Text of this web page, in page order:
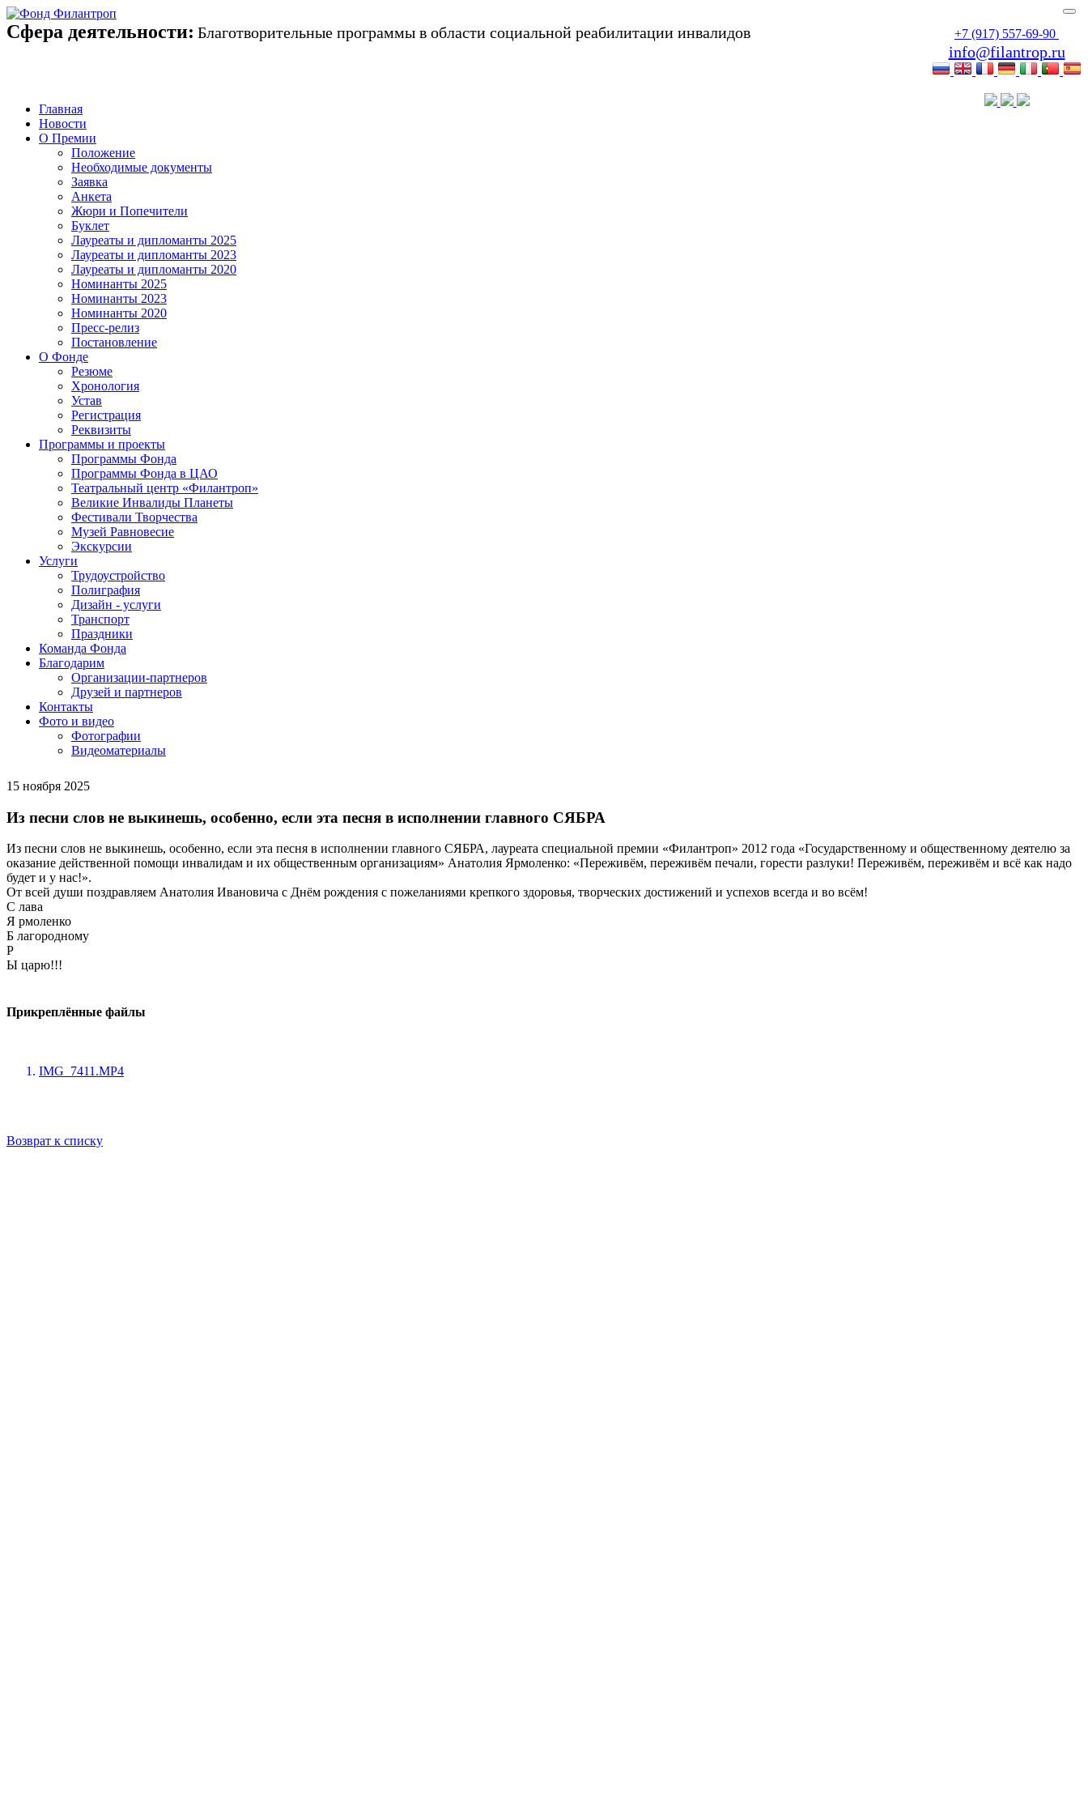
+7 (917) 557-69-90
info@filantrop.ru
Сфера деятельности: Благотворительные программы в области социальной реабилитации инвалидов
Главная
Новости
О Премии
Положение
Необходимые документы
Заявка
Анкета
Жюри и Попечители
Буклет
Лауреаты и дипломанты 2025
Лауреаты и дипломанты 2023
Лауреаты и дипломанты 2020
Номинанты 2025
Номинанты 2023
Номинанты 2020
Пресс-релиз
Постановление
О Фонде
Резюме
Хронология
Устав
Регистрация
Реквизиты
Программы и проекты
Программы Фонда
Программы Фонда в ЦАО
Театральный центр «Филантроп»
Великие Инвалиды Планеты
Фестивали Творчества
Музей Равновесие
Экскурсии
Услуги
Трудоустройство
Полиграфия
Дизайн - услуги
Транспорт
Праздники
Команда Фонда
Благодарим
Организации-партнеров
Друзей и партнеров
Контакты
Фото и видео
Фотографии
Видеоматериалы
15 ноября 2025
Из песни слов не выкинешь, особенно, если эта песня в исполнении главного СЯБРА
Из песни слов не выкинешь, особенно, если эта песня в исполнении главного СЯБРА, лауреата специальной премии «Филантроп» 2012 года «Государственному и общественному деятелю за
оказание действенной помощи инвалидам и их общественным организациям» Анатолия Ярмоленко: «Переживём, переживём печали, горести разлуки! Переживём, переживём и всё как надо
будет и у нас!».
От всей души поздравляем Анатолия Ивановича с Днём рождения с пожеланиями крепкого здоровья, творческих достижений и успехов всегда и во всём!
С лава
Я рмоленко
Б лагородному
Р
Ы царю!!!
Прикреплённые файлы
IMG_7411.MP4
Возврат к списку